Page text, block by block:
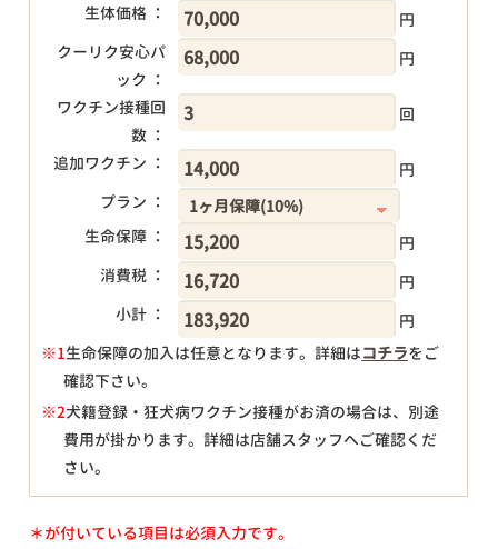
生体価格 ：
円
クーリク安心パ
ック ：
円
ワクチン接種回
数 ：
回
追加ワクチン ：
円
プラン ：
生命保障 ：
円
消費税 ：
円
小計 ：
円
※1生命保障の加入は任意となります。詳細はコチラをご
確認下さい。
※2犬籍登録・狂犬病ワクチン接種がお済の場合は、別途
費用が掛かります。詳細は店舗スタッフへご確認くだ
さい。
＊が付いている項目は必須入力です。